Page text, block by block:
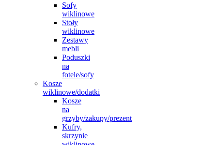
Sofy
wiklinowe
Stoły
wiklinowe
Zestawy
mebli
Poduszki
na
fotele/sofy
Kosze
wiklinowe/dodatki
Kosze
na
grzyby/zakupy/prezent
Kufry,
skrzynie